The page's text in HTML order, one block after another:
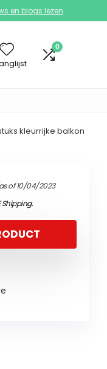
en blogs lezen
0
kleurrijke balkon
of 10/04/2023
Shipping.